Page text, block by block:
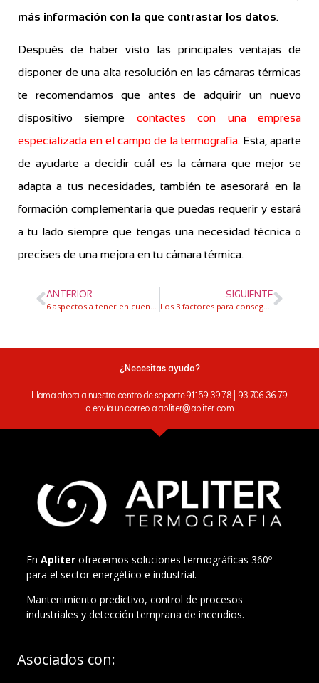
más información con la que contrastar los datos.
Después de haber visto las principales ventajas de
disponer de una alta resolución en las cámaras térmicas
te recomendamos que antes de adquirir un nuevo
dispositivo siempre contactes con una empresa
especializada en el campo de la termografía. Esta, aparte
de ayudarte a decidir cuál es la cámara que mejor se
adapta a tus necesidades, también te asesorará en la
formación complementaria que puedas requerir y estará
a tu lado siempre que tengas una necesidad técnica o
precises de una mejora en tu cámara térmica.
ANTERIOR
SIGUIENTE
Los 3 factores para conseguir máquinas industriales eficientes
¿Necesitas ayuda?
Llama ahora a nuestro centro de soporte 91 159 39 78 | 93 706 36 79
o envía un correo a apliter@apliter.com
En Apliter ofrecemos soluciones termográficas 360º
para el sector energético e industrial.
Mantenimiento predictivo, control de procesos
industriales y detección temprana de incendios.
Asociados con: